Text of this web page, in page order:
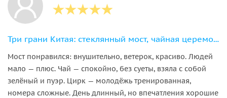
Три грани Китая: стеклянный мост, чайная церемония и китайский цирк
Мост понравился: внушительно, ветерок, красиво. Людей
мало — плюс. Чай — спокойно, без суеты, взяла с собой
зелёный и пуэр. Цирк — молодёжь тренированная,
номера сложные. День длинный, но впечатления хорошие